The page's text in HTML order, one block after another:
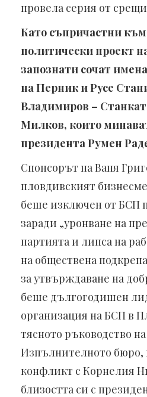
провела серия от срещи
Като съпричастни
политически проект
запознати сочат
на Перник и Русе
Владимиров –
Милков, които
президента Румен
Спонсорът на Ваня
пловдивският
беше изключен от БСП
заради „уронване на
партията и липса на
на обществена
за утвърждаване на
беше дългогодишен
организация на БСП в
тясното ръководство
Изпълнителното бюро,
конфликт с Корнелия
близостта си с